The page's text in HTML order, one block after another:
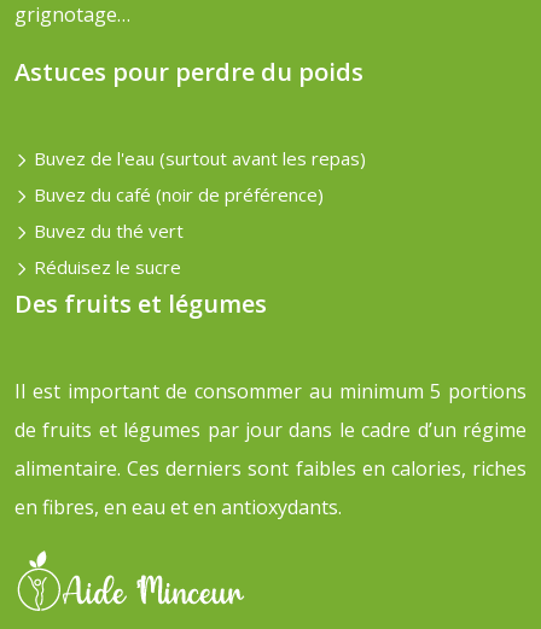
grignotage…
Astuces pour perdre du poids
Buvez de l'eau (surtout avant les repas)
Buvez du café (noir de préférence)
Buvez du thé vert
Réduisez le sucre
Des fruits et légumes
Il est important de consommer au minimum 5 portions
de fruits et légumes par jour dans le cadre d’un régime
alimentaire. Ces derniers sont faibles en calories, riches
en fibres, en eau et en antioxydants.